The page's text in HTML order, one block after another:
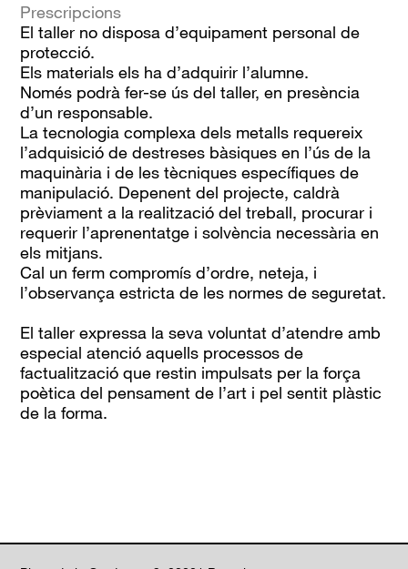
Prescripcions
El taller no disposa d’equipament personal de
protecció.
Els materials els ha d’adquirir l’alumne.
Només podrà fer-se ús del taller, en presència
d’un responsable.
La tecnologia complexa dels metalls requereix
l’adquisició de destreses bàsiques en l’ús de la
maquinària i de les tècniques específiques de
manipulació. Depenent del projecte, caldrà
prèviament a la realització del treball, procurar i
requerir l’aprenentatge i solvència necessària en
els mitjans.
Cal un ferm compromís d’ordre, neteja, i
l’observança estricta de les normes de seguretat.
El taller expressa la seva voluntat d’atendre amb
especial atenció aquells processos de
factualització que restin impulsats per la força
poètica del pensament de l’art i pel sentit plàstic
de la forma.